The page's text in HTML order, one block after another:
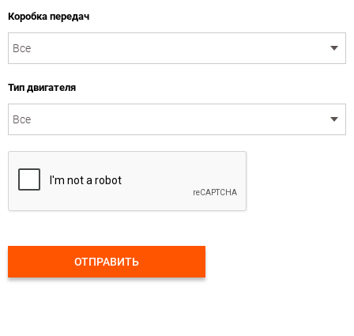
Коробка передач
Тип двигателя
ОТПРАВИТЬ